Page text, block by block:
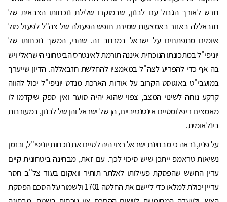
חדש לאורך הגבול עם לבנון, שבמוקדו שלילת נוכחותו הצבאית של
חזבאללה באזור באמצעות שמירת חופש הפעולה של צה"ל לפעול מול
איומים מתפתחים על ישראל במרחב זה. שהרי, המשך נוכחותו של
יוניפי"ל במתכונתו הנוכחית איננה תורמת לאינטרס הביטחוני הישראלי ויש
בה אף כדי להפריע לצה"ל במאמציו להחלשת חזבאללה. הדיון שייערך
במועבי"ט באוגוסט הקרוב על אודות הארכת מנדט יוניפי"ל יכול להווה
קרקע נוחה לשינוי המצב, צפוי שהוא יהיה סוער ואין ספק שיקדמו לו
מאמצים דיפלומטיים אינטנסיביים, הן של ישראל והן של לבנון, במעורבות
בינלאומית.
על פניו, נראה כי מבחינת ישראל רצוי היה לסיים את נוכחות יוניפי"ל, ובזמן
נשיאות טראמפ ייתכן שיש סיכוי לכך. עם זאת, מבחינה ביטחונית קיים
עדין החשש שהפסקת פעילותו לאלתר תותיר וואקום בעוד צל"ב חסר
עדיין יכולת למלאו כדי ליישם את החלטה 1701 ולשמור על הסכם הפסקת